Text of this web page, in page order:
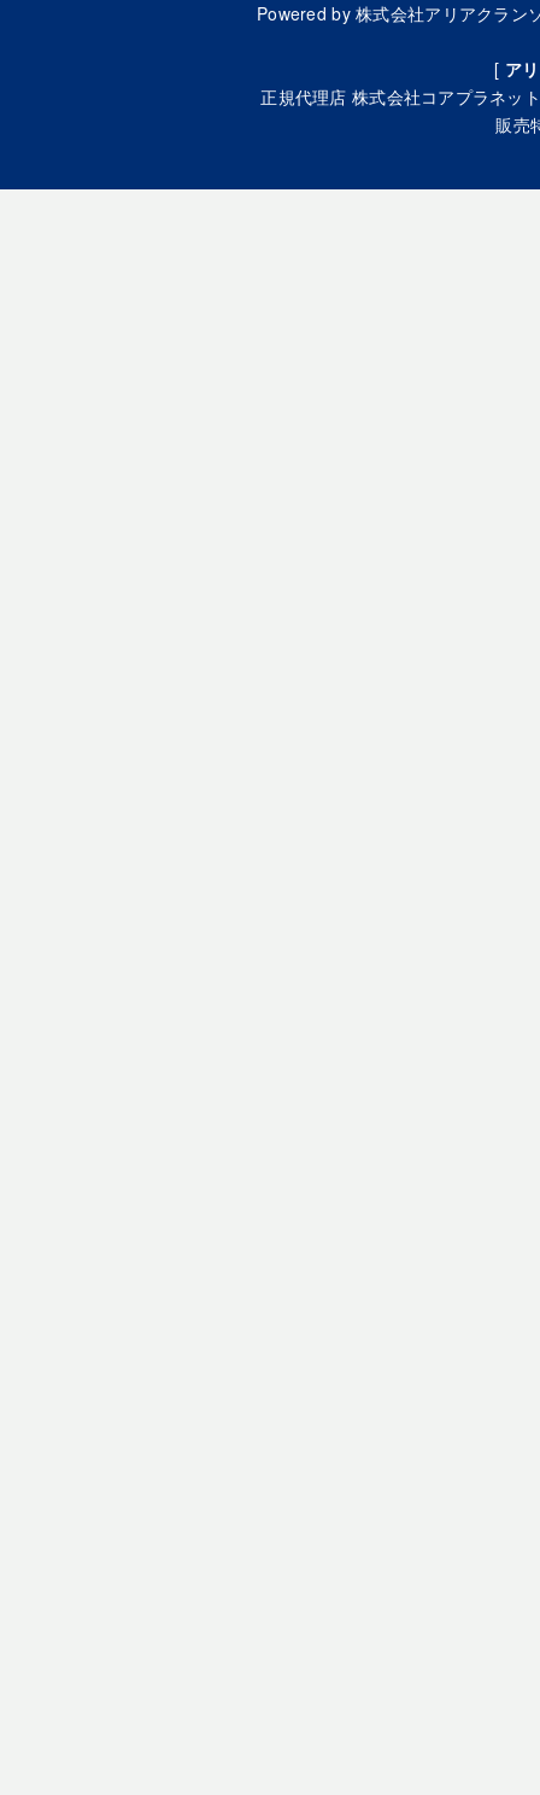
Powered by株式会社アリアクラン
[ ア
正規代理店 株式会社コアプラネッ
販売